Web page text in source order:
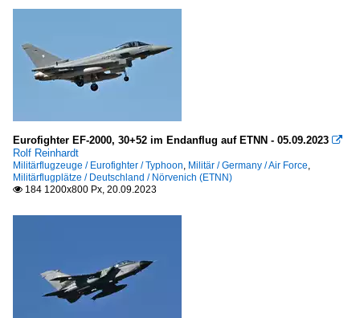
Eurofighter EF-2000, 30+52 im Endanflug auf ETNN - 05.09.2023 
Rolf Reinhardt
Militärflugzeuge / Eurofighter / Typhoon, Militär / Germany / Air Force,
Militärflugplätze / Deutschland / Nörvenich (ETNN)
 184 1200x800 Px, 20.09.2023